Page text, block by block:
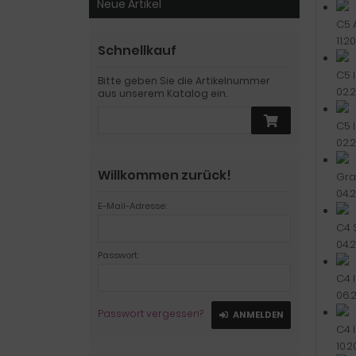
C5
C5
C5
C4
C4
C4
Neue Artikel
Schnellkauf
Bitte geben Sie die Artikelnummer
aus unserem Katalog ein.
Willkommen zurück!
E-Mail-Adresse:
Passwort:
Passwort vergessen? ANMELDEN